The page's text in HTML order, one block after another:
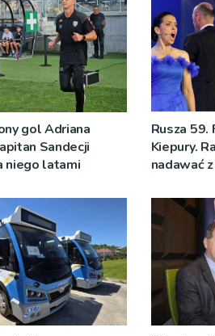
gol Adriana
Sandecji
niego latami
Rusza 59.
Kiepury.
nadawać